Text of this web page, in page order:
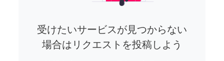
受けたいサービスが見つからない
場合はリクエストを投稿しよう